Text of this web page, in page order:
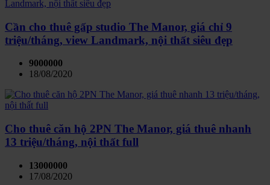
Cần cho thuê gấp studio The Manor, giá chỉ 9
triệu/tháng, view Landmark, nội thất siêu đẹp
9000000
18/08/2020
Cho thuê căn hộ 2PN The Manor, giá thuê nhanh
13 triệu/tháng, nội thất full
13000000
17/08/2020